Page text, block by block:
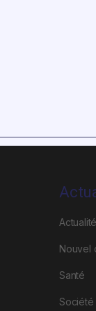
Nouvel
Santé
Société